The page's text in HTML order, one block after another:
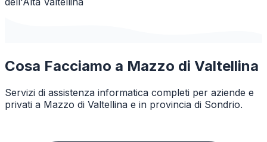
Cosa Facciamo a Mazzo di Valtellina
Servizi di assistenza informatica completi per aziende e
privati a Mazzo di Valtellina e in provincia di Sondrio.